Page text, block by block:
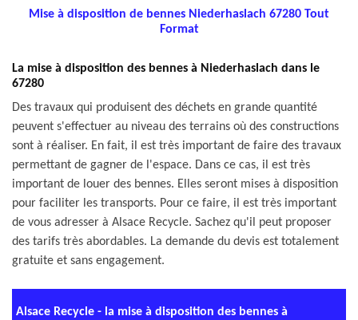
Mise à disposition de bennes Niederhaslach 67280 Tout
Format
La mise à disposition des bennes à Niederhaslach dans le
67280
Des travaux qui produisent des déchets en grande quantité
peuvent s'effectuer au niveau des terrains où des constructions
sont à réaliser. En fait, il est très important de faire des travaux
permettant de gagner de l'espace. Dans ce cas, il est très
important de louer des bennes. Elles seront mises à disposition
pour faciliter les transports. Pour ce faire, il est très important
de vous adresser à Alsace Recycle. Sachez qu'il peut proposer
des tarifs très abordables. La demande du devis est totalement
gratuite et sans engagement.
Alsace Recycle - la mise à disposition des bennes à